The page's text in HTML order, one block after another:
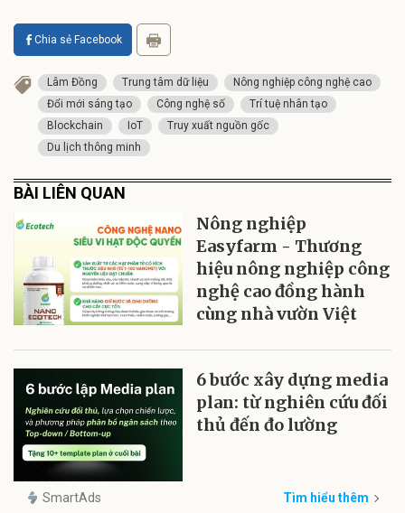
Chia sẻ Facebook
Lâm Đồng Trung tâm dữ liệu
Nông nghiệp công nghệ cao
Đổi mới sáng tạo
Công nghệ số
Trí tuệ nhân tạo
Blockchain
IoT
Truy xuất nguồn gốc
Du lịch thông minh
BÀI LIÊN QUAN
Nông nghiệp
Easyfarm - Thương
hiệu nông nghiệp công
nghệ cao đồng hành
cùng nhà vườn Việt
6 bước xây dựng media
plan: từ nghiên cứu đối
thủ đến đo lường
SmartAds Tìm hiểu thêm